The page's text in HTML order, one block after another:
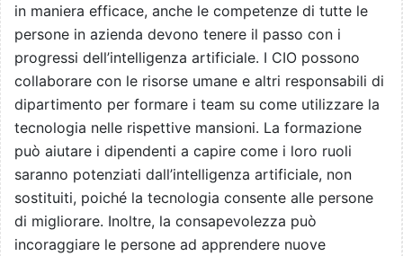
in maniera efficace, anche le competenze di tutte le
persone in azienda devono tenere il passo con i
progressi dell’intelligenza artificiale. I CIO possono
collaborare con le risorse umane e altri responsabili di
dipartimento per formare i team su come utilizzare la
tecnologia nelle rispettive mansioni. La formazione
può aiutare i dipendenti a capire come i loro ruoli
saranno potenziati dall’intelligenza artificiale, non
sostituiti, poiché la tecnologia consente alle persone
di migliorare. Inoltre, la consapevolezza può
incoraggiare le persone ad apprendere nuove